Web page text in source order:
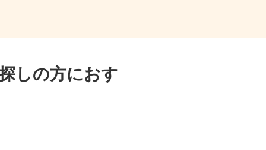
しの方におす